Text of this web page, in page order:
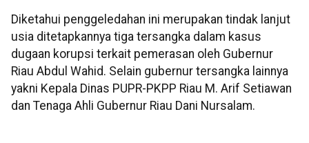
Diketahui penggeledahan ini merupakan tindak lanjut
usia ditetapkannya tiga tersangka dalam kasus
dugaan korupsi terkait pemerasan oleh Gubernur
Riau Abdul Wahid. Selain gubernur tersangka lainnya
yakni Kepala Dinas PUPR-PKPP Riau M. Arif Setiawan
dan Tenaga Ahli Gubernur Riau Dani Nursalam.